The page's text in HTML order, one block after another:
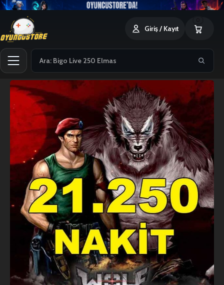
Giriş / Kayıt